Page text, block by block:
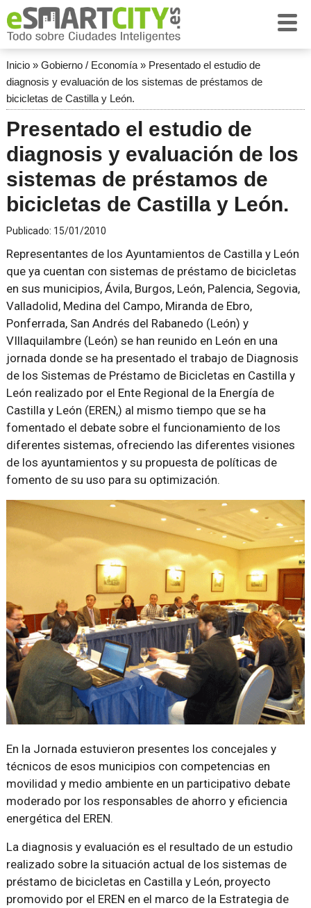
Inicio» Gobierno / Economía» Presentado el estudio de
diagnosis y evaluación de los sistemas de préstamos de
bicicletas de Castilla y León.
Presentado el estudio de
diagnosis y evaluación de los
sistemas de préstamos de
bicicletas de Castilla y León.
Publicado: 15/01/2010
Representantes de los Ayuntamientos de Castilla y León
que ya cuentan con sistemas de préstamo de bicicletas
en sus municipios, Ávila, Burgos, León, Palencia, Segovia,
Valladolid, Medina del Campo, Miranda de Ebro,
Ponferrada, San Andrés del Rabanedo (León) y
VIllaquilambre (León) se han reunido en León en una
jornada donde se ha presentado el trabajo de Diagnosis
de los Sistemas de Préstamo de Bicicletas en Castilla y
León realizado por el Ente Regional de la Energía de
Castilla y León (EREN,) al mismo tiempo que se ha
fomentado el debate sobre el funcionamiento de los
diferentes sistemas, ofreciendo las diferentes visiones
de los ayuntamientos y su propuesta de políticas de
fomento de su uso para su optimización.
En la Jornada estuvieron presentes los concejales y
técnicos de esos municipios con competencias en
movilidad y medio ambiente en un participativo debate
moderado por los responsables de ahorro y eficiencia
energética del EREN.
La diagnosis y evaluación es el resultado de un estudio
realizado sobre la situación actual de los sistemas de
préstamo de bicicletas en Castilla y León, proyecto
promovido por el EREN en el marco de la Estrategia de